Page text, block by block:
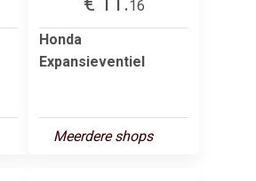
16
Honda
Expansieventiel
Meerdere shops